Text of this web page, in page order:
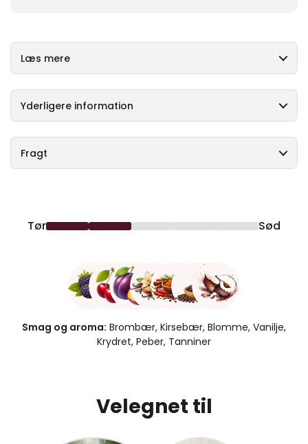
Læs mere
Yderligere information
Fragt
Tør Sød
Smag og aroma: Brombær, Kirsebær, Blomme, Vanilje,
Krydret, Peber, Tanniner
Velegnet til